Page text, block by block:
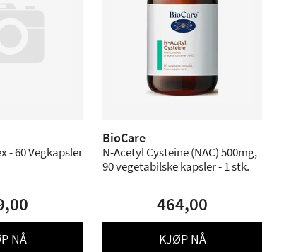
- 60 Vegkapsler
NÅ
BioCare
N-Acetyl Cysteine (NAC) 500mg,
90 vegetabilske kapsler - 1 stk.
464,00
KJØP NÅ